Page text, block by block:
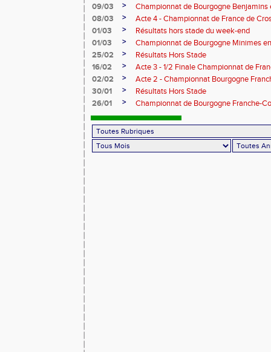
09/03
>
Championnat de Bourgogne Benjamins
08/03
>
Acte 4 - Championnat de France de
01/03
>
Résultats hors stade du week-end
01/03
>
Championnat de Bourgogne Minimes
25/02
>
Résultats Hors Stade
16/02
>
Acte 3 - 1/2 Finale Championnat de
02/02
>
Acte 2 - Championnat Bourgogne
30/01
>
Résultats Hors Stade
26/01
> Championnat de Bourgogne Franche-